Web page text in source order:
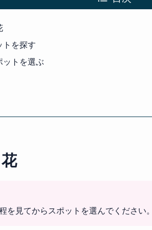
トを探す
ットを選ぶ
を見てからスポットを選んでください